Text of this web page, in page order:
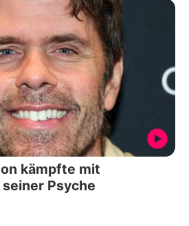
kämpfte mit
Psyche